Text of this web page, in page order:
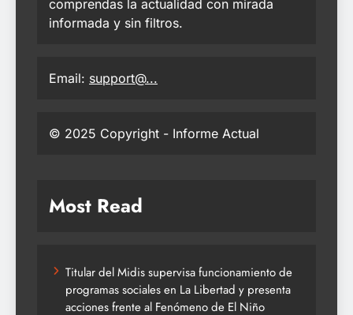
comprendas la actualidad con mirada
informada y sin filtros.
Email: support@...
© 2025 Copyright - Informe Actual
Most Read
Titular del Midis supervisa funcionamiento de
programas sociales en La Libertad y presenta
acciones frente al Fenómeno de El Niño